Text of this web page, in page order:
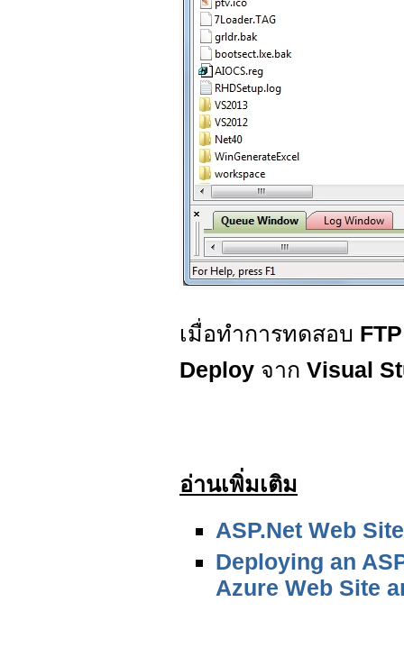
เมื่อทำการทดสอบ
Deploy จาก Visual
อ่านเพิ่มเติม
ASP.Net Web
Deploying an
Azure Web Site